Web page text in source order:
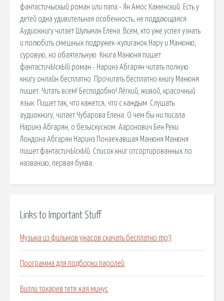
фантастичыскый роман или папа - Ян Амос Каменский. Есть у
детей одна удивительная особенность, не поддающаяся.
Аудиокнигу читает Шульман Елена. Всем, кто уже успел узнать
и полюбить смешных подружек-хулиганок Нару и Манюню,
суровую, но обаятельную. Книга Манюня пишет
фантастичЫскЫй роман - Наринэ Абгарян читать полную
книгу онлайн бесплатно. Прочитать бесплатно книгу Манюня
пишет. Читать всем! Бесподобно! Лёгкий, живой, красочный
язык. Пишет так, что кажется, что с каждым. Слушать
аудиокнигу, читает Чубарова Елена. О чем бы ни писала
Наринэ Абгарян, о безыскусном. Ааронович Бен Реки
Лондона Абгарян Наринэ Понаехавшая Манюня Манюня
пишет фантастичЫскЫй. Список книг отсортированных по
названию, первая буква.
Links to Important Stuff
Музыка из фильмов ужасов скачать бесплатно mp3
Программа для подборки паролей
Вилли токарев тетя хая минус